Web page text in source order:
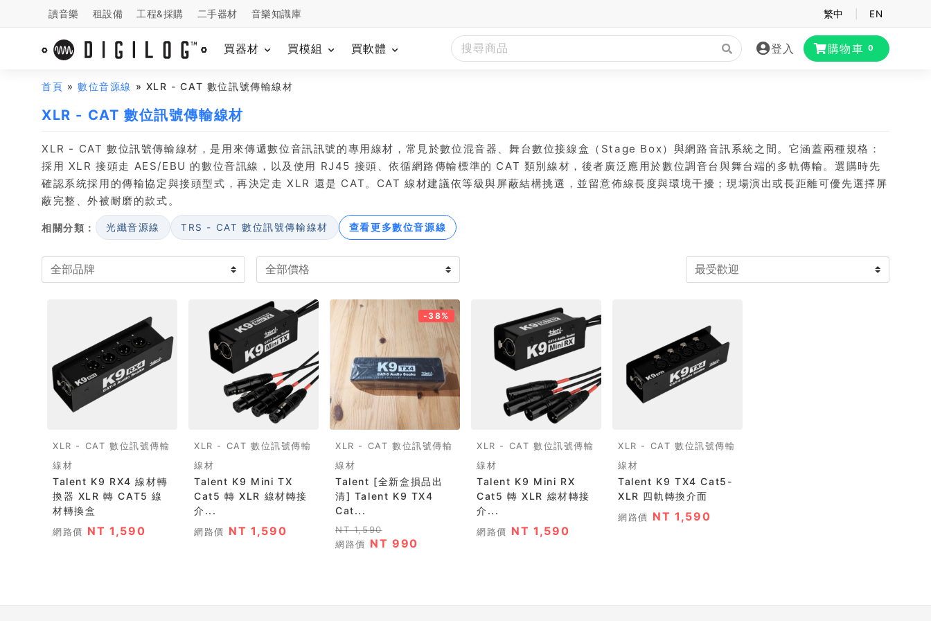
讀音樂 租設備 工程&採購 二手器材 音樂知識庫 繁中 EN
買器材 買模組 買軟體 登入 購物車 0
首頁 »數位音源線 » XLR - CAT 數位訊號傳輸線材
XLR - CAT 數位訊號傳輸線材
XLR - CAT 數位訊號傳輸線材，是用來傳遞數位音訊訊號的專用線材，常見於數位混音器、舞台數位接線盒（Stage Box）與網路音訊系統之間。它涵蓋兩種規格：
採用 XLR 接頭走 AES/EBU 的數位音訊線，以及使用 RJ45 接頭、依循網路傳輸標準的 CAT 類別線材，後者廣泛應用於數位調音台與舞台端的多軌傳輸。選購時先
確認系統採用的傳輸協定與接頭型式，再決定走 XLR 還是 CAT。CAT 線材建議依等級與屏蔽結構挑選，並留意佈線長度與環境干擾；現場演出或長距離可優先選擇屏
蔽完整、外被耐磨的款式。
相關分類： 光纖音源線 TRS - CAT 數位訊號傳輸線材 查看更多數位音源線
XLR - CAT 數位訊號傳輸
線材
Talent K9 RX4 線材轉
換器 XLR 轉 CAT5 線
材轉換盒
網路價 NT 1,590
XLR - CAT 數位訊號傳輸
線材
Talent K9 Mini TX
Cat5 轉 XLR 線材轉接
介...
網路價 NT 1,590
-38%
XLR - CAT 數位訊號傳輸
線材
Talent [全新盒損品出
清] Talent K9 TX4
Cat...
NT 1,590
網路價 NT 990
XLR - CAT 數位訊號傳輸
線材
Talent K9 Mini RX
Cat5 轉 XLR 線材轉接
介...
網路價 NT 1,590
XLR - CAT 數位訊號傳輸
線材
Talent K9 TX4 Cat5-
XLR 四軌轉換介面
網路價 NT 1,590